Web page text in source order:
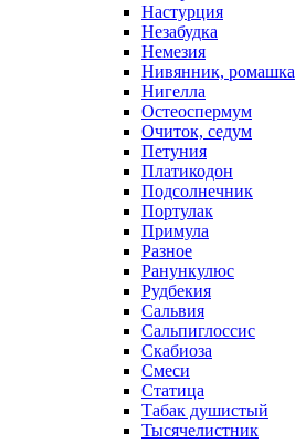
Настурция
Незабудка
Немезия
Нивянник, ромашка
Нигелла
Остеоспермум
Очиток, седум
Петуния
Платикодон
Подсолнечник
Портулак
Примула
Разное
Ранункулюс
Рудбекия
Сальвия
Сальпиглоссис
Скабиоза
Смеси
Статица
Табак душистый
Тысячелистник